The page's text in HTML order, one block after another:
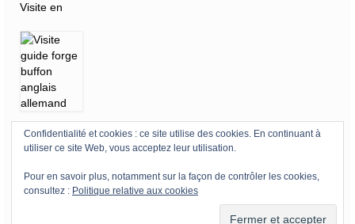
Visite en
Horaires-Tarifs-Accès- Mécénat -360°
Mentions légales Forge de Buffon Registre Public d’Accessibilité
Confidentialité et cookies : ce site utilise des cookies. En continuant à
utiliser ce site Web, vous acceptez leur utilisation.
Pour en savoir plus, notamment sur la façon de contrôler les cookies,
consultez : Politique relative aux cookies